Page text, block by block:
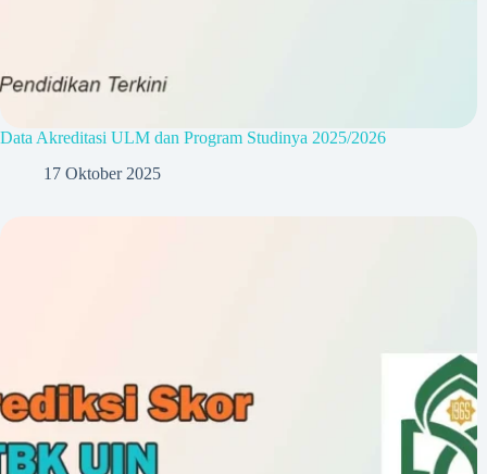
Data Akreditasi ULM dan Program Studinya 2025/2026
17 Oktober 2025